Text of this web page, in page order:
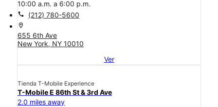
10:00 a.m. a 6:00 p.m.
call (212) 780-5600
location_on
655 6th Ave
New York, NY 10010
Ver
Tienda T-Mobile Experience
T-Mobile E 86th St & 3rd Ave
2.0 miles away